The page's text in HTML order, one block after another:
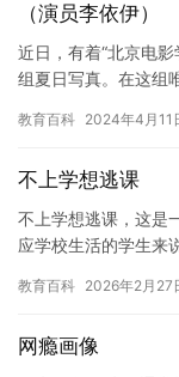
（演员李依伊）
近日，有着“北京电
组夏日写真。在这组
分…
教育百科 2024年4月11
不上学想逃课
不上学想逃课，这是
应学校生活的学生来
教育百科 2026年2月27
网瘾画像